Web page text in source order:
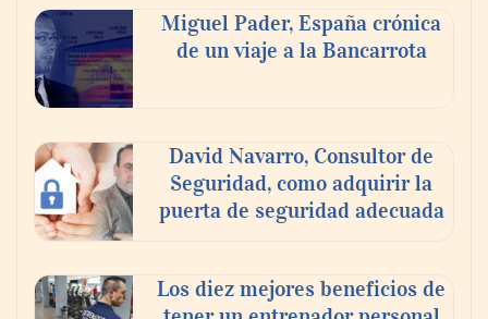
compromiso para el eclipse solar del 12 de
agosto
Miguel Pader, España crónica
de un viaje a la Bancarrota
David Navarro, Consultor de
Seguridad, como adquirir la
puerta de seguridad adecuada
Los diez mejores beneficios de